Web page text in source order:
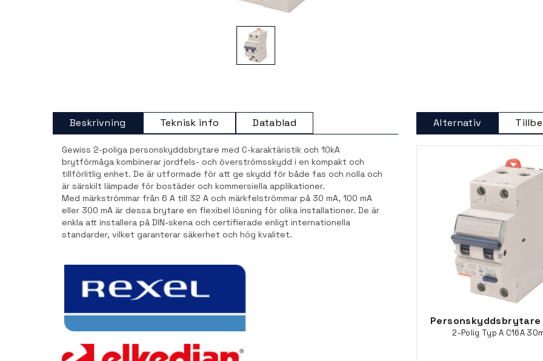
Beskrivning Teknisk info Datablad
Gewiss 2-poliga personskyddsbrytare med C-karaktäristik och 10kA
brytförmåga kombinerar jordfels- och överströmsskydd i en kompakt och
tillförlitlig enhet. De är utformade för att ge skydd för både fas och nolla och
är särskilt lämpade för bostäder och kommersiella applikationer.
Med märkströmmar från 6 A till 32 A och märkfelströmmar på 30 mA, 100 mA
eller 300 mA är dessa brytare en flexibel lösning för olika installationer. De är
enkla att installera på DIN-skena och certifierade enligt internationella
standarder, vilket garanterar säkerhet och hög kvalitet.
Alternativ
Personskyddsbrytare
2-Polig Typ A C16A